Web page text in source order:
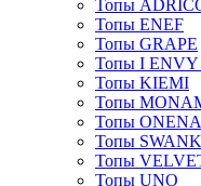
Топы
Топы ENEF
Топы GRAPE
Топы I ENVY
Топы KIEMI
Топы
Топы
Топы
Топы
Топы UNO